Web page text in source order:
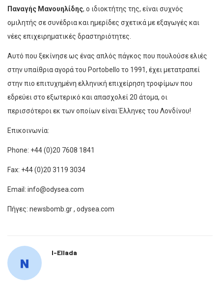
Παναγής Μανουηλίδης, ο ιδιοκτήτης της, είναι συχνός
ομιλητής σε συνέδρια και ημερίδες σχετικά με εξαγωγές και
νέες επιχειρηματικές δραστηριότητες.
Αυτό που ξεκίνησε ως ένας απλός πάγκος που πουλούσε ελιές
στην υπαίθρια αγορά του Portobello το 1991, έχει μετατραπεί
στην πιο επιτυχημένη ελληνική επιχείρηση τροφίμων που
εδρεύει στο εξωτερικό και απασχολεί 20 άτομα, οι
περισσότεροι εκ των οποίων είναι Έλληνες του Λονδίνου!
Επικοινωνία:
Phone: +44 (0)20 7608 1841
Fax: +44 (0)20 3119 3034
Email: info@odysea.com
Πήγες: newsbomb.gr , odysea.com
I-Ellada